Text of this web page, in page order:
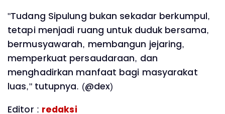
"Tudang Sipulung bukan sekadar berkumpul,
tetapi menjadi ruang untuk duduk bersama,
bermusyawarah, membangun jejaring,
memperkuat persaudaraan, dan
menghadirkan manfaat bagi masyarakat
luas," tutupnya. (@dex)
Editor : redaksi